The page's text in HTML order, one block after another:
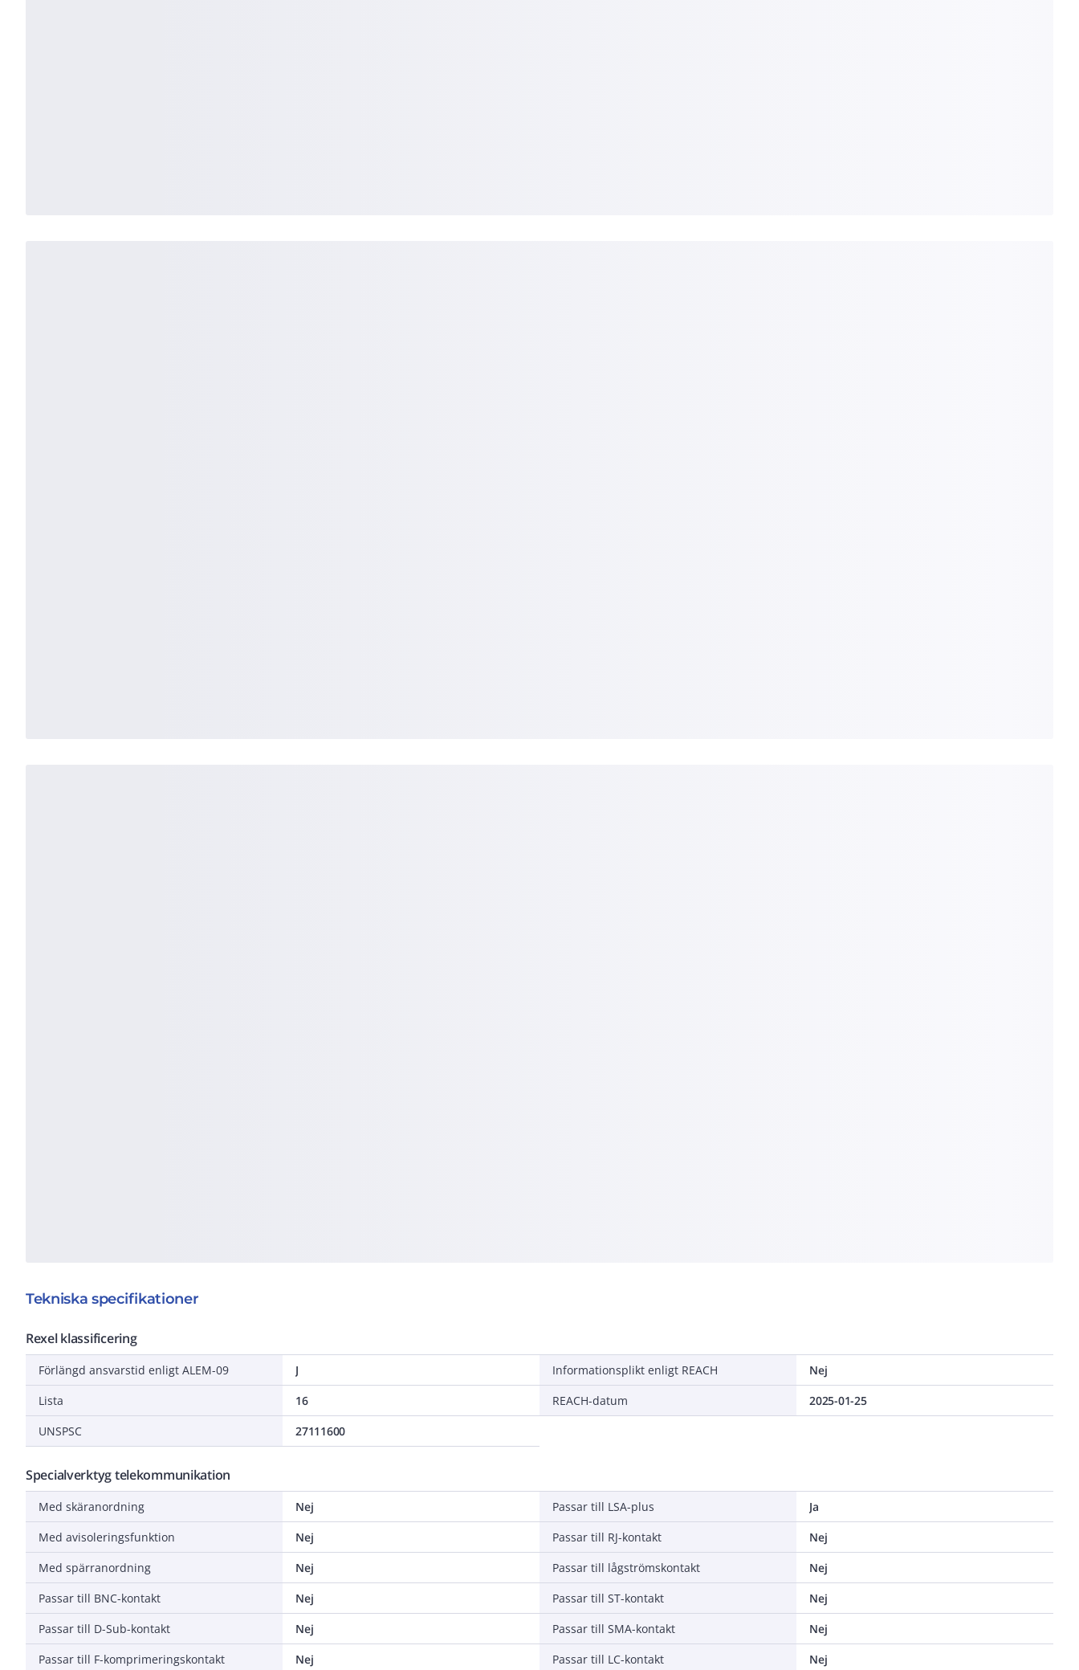
Tekniska specifikationer
Rexel klassificering
Förlängd ansvarstid enligt ALEM-09
J
Lista
16
UNSPSC
27111600
Informationsplikt enligt REACH
Nej
REACH-datum
2025-01-25
Specialverktyg telekommunikation
Med skäranordning
Nej
Med avisoleringsfunktion
Nej
Med spärranordning
Nej
Passar till BNC-kontakt
Nej
Passar till D-Sub-kontakt
Nej
Passar till F-komprimeringskontakt
Nej
Passar till LSA-plus
Ja
Passar till RJ-kontakt
Nej
Passar till lågströmskontakt
Nej
Passar till ST-kontakt
Nej
Passar till SMA-kontakt
Nej
Passar till LC-kontakt
Nej